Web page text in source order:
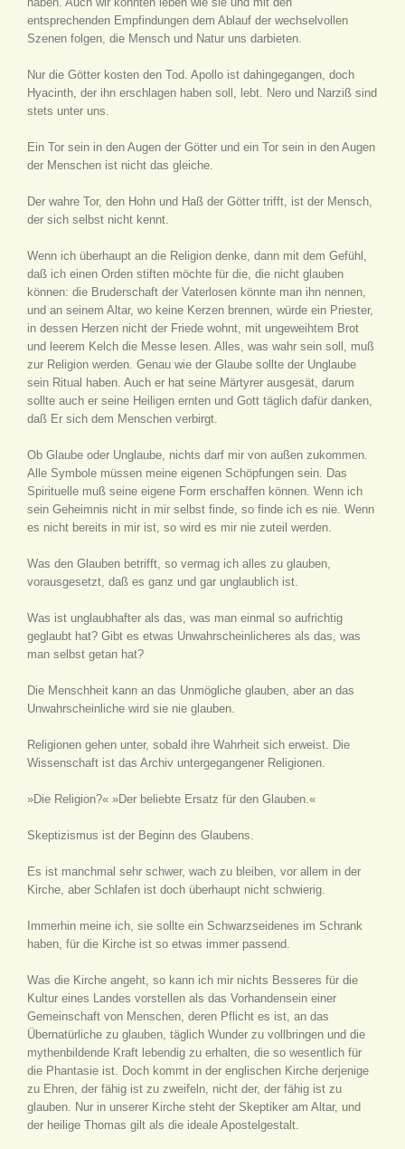
entsprechenden Empfindungen dem Ablauf der wechselvollen
Szenen folgen, die Mensch und Natur uns darbieten.
Nur die Götter kosten den Tod. Apollo ist dahingegangen, doch
Hyacinth, der ihn erschlagen haben soll, lebt. Nero und Narziß sind
stets unter uns.
Ein Tor sein in den Augen der Götter und ein Tor sein in den Augen
der Menschen ist nicht das gleiche.
Der wahre Tor, den Hohn und Haß der Götter trifft, ist der Mensch,
der sich selbst nicht kennt.
Wenn ich überhaupt an die Religion denke, dann mit dem Gefühl,
daß ich einen Orden stiften möchte für die, die nicht glauben
können: die Bruderschaft der Vaterlosen könnte man ihn nennen,
und an seinem Altar, wo keine Kerzen brennen, würde ein Priester,
in dessen Herzen nicht der Friede wohnt, mit ungeweihtem Brot
und leerem Kelch die Messe lesen. Alles, was wahr sein soll, muß
zur Religion werden. Genau wie der Glaube sollte der Unglaube
sein Ritual haben. Auch er hat seine Märtyrer ausgesät, darum
sollte auch er seine Heiligen ernten und Gott täglich dafür danken,
daß Er sich dem Menschen verbirgt.
Ob Glaube oder Unglaube, nichts darf mir von außen zukommen.
Alle Symbole müssen meine eigenen Schöpfungen sein. Das
Spirituelle muß seine eigene Form erschaffen können. Wenn ich
sein Geheimnis nicht in mir selbst finde, so finde ich es nie. Wenn
es nicht bereits in mir ist, so wird es mir nie zuteil werden.
Was den Glauben betrifft, so vermag ich alles zu glauben,
vorausgesetzt, daß es ganz und gar unglaublich ist.
Was ist unglaubhafter als das, was man einmal so aufrichtig
geglaubt hat? Gibt es etwas Unwahrscheinlicheres als das, was
man selbst getan hat?
Die Menschheit kann an das Unmögliche glauben, aber an das
Unwahrscheinliche wird sie nie glauben.
Religionen gehen unter, sobald ihre Wahrheit sich erweist. Die
Wissenschaft ist das Archiv untergegangener Religionen.
»Die Religion?« »Der beliebte Ersatz für den Glauben.«
Skeptizismus ist der Beginn des Glaubens.
Es ist manchmal sehr schwer, wach zu bleiben, vor allem in der
Kirche, aber Schlafen ist doch überhaupt nicht schwierig.
Immerhin meine ich, sie sollte ein Schwarzseidenes im Schrank
haben, für die Kirche ist so etwas immer passend.
Was die Kirche angeht, so kann ich mir nichts Besseres für die
Kultur eines Landes vorstellen als das Vorhandensein einer
Gemeinschaft von Menschen, deren Pflicht es ist, an das
Übernatürliche zu glauben, täglich Wunder zu vollbringen und die
mythenbildende Kraft lebendig zu erhalten, die so wesentlich für
die Phantasie ist. Doch kommt in der englischen Kirche derjenige
zu Ehren, der fähig ist zu zweifeln, nicht der, der fähig ist zu
glauben. Nur in unserer Kirche steht der Skeptiker am Altar, und
der heilige Thomas gilt als die ideale Apostelgestalt.